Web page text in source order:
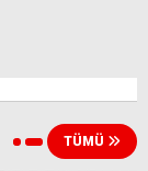
TÜMÜ